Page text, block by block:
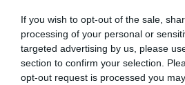
If you wish to opt-out of the sale,
processing of your personal or
targeted advertising by us, please
section to confirm your selection.
opt-out request is processed you